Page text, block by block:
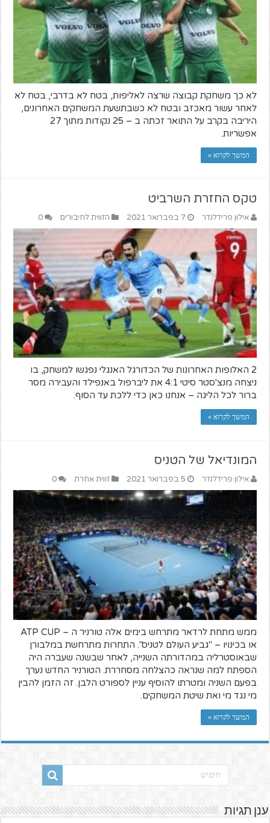
לא כך משחקת קבוצה שרצה לאליפות, בטח לא בדרבי, בטח לא
לאחר עשור מאכזב ובטח לא כשבתשעת המשחקים האחרונים,
היריבה בקרב על התואר זכתה ב – 25 נקודות מתוך 27
אפשריות.
המשך לקרוא »
טקס החזרת השרביט
אילון פרידלנדר 7 בפברואר 2021 הזווית לחיבורים 0
2 האלופות האחרונות של הכדורגל האנגלי נפגשו למשחק, בו
ניצחה מנצ'סטר סיטי 4:1 את ליברפול באנפילד והעבירה מסר
ברור לכל הליגה – אנחנו כאן כדי ללכת עד הסוף.
המשך לקרוא »
המונדיאל של הטניס
אילון פרידלנדר 5 בפברואר 2021 זווית אחרת 0
ממש מתחת לרדאר מתרחש בימים אלה טורניר ה – ATP CUP
או בכינויו – "גביע העולם לטניס". התחרות מתרחשת במלבורן
שבאוסטרליה במהדורתה השנייה, לאחר שבשנה שעברה היה
הספתח למה שנראה כהצלחה מסחררת. הטורניר החדש נערך
בפעם השניה ומטרתו להוסיף עניין לספורט הלבן. זה הזמן להבין
מי נגד מי ואת שיטת המשחקים.
המשך לקרוא »
ענן תגיות